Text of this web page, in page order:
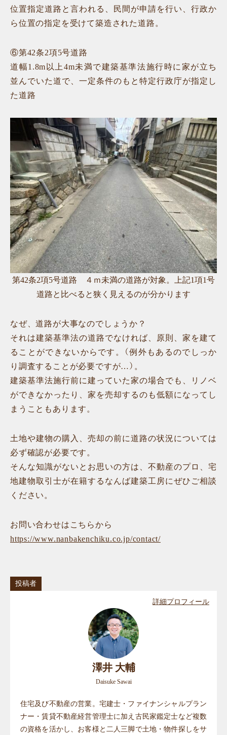
位置指定道路と言われる、民間が申請を行い、行政か
ら位置の指定を受けて築造された道路。
⑥第42条2項5号道路
道幅1.8m以上4m未満で建築基準法施行時に家が立ち
並んでいた道で、一定条件のもと特定行政庁が指定し
た道路
第42条2項5号道路 ４ｍ未満の道路が対象。上記1項1号
道路と比べると狭く見えるのが分かります
なぜ、道路が大事なのでしょうか？
それは建築基準法の道路でなければ、原則、家を建て
ることができないからです。（例外もあるのでしっか
り調査することが必要ですが…）。
建築基準法施行前に建っていた家の場合でも、リノベ
ができなかったり、家を売却するのも低額になってし
まうこともあります。
土地や建物の購入、売却の前に道路の状況については
必ず確認が必要です。
そんな知識がないとお思いの方は、不動産のプロ、宅
地建物取引士が在籍するなんば建築工房にぜひご相談
ください。
お問い合わせはこちらから
https://www.nanbakenchiku.co.jp/contact/
投稿者
詳細プロフィール
澤井 大輔
Daisuke Sawai
住宅及び不動産の営業。宅建士・ファイナンシャルプラン
ナー・賃貸不動産経営管理士に加え古民家鑑定士など複数
の資格を活かし、お客様と二人三脚で土地・物件探しをサ